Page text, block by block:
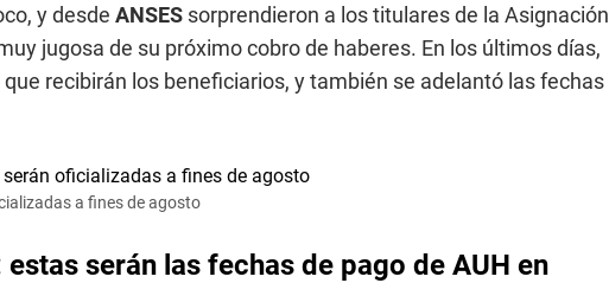
y desde ANSES sorprendieron a los titulares de la Asignación
jugosa de su próximo cobro de haberes. En los últimos días,
recibirán los beneficiarios, y también se adelantó las fechas
a fines de agosto
serán las fechas de pago de AUH en